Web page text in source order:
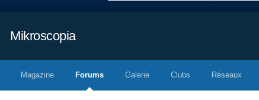
Mikroscopia
Magazine Forums Galerie Clubs Réseaux